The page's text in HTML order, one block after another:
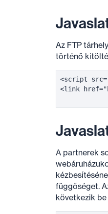
Az FTP
történő
<script
<link
A partnerek
függőséget.
következik be